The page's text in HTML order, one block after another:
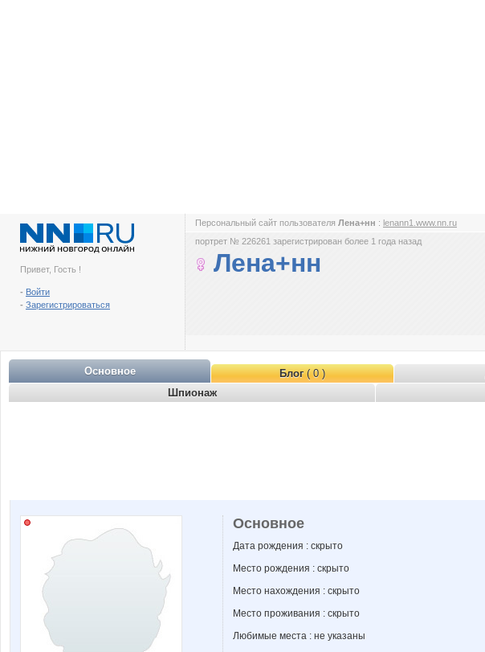
Привет, Гость !
- Войти
- Зарегистрироваться
Персональный сайт пользователя Лена+нн : lenann1.www.nn.ru
портрет № 226261 зарегистрирован более 1 года назад
Лена+нн
Основное Блог( 0 )
Шпионаж
Основное
Дата рождения : скрыто
Место рождения : скрыто
Место нахождения : скрыто
Место проживания : скрыто
Любимые места : не указаны